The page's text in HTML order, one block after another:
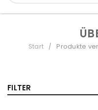
Start / Produkte
FILTER